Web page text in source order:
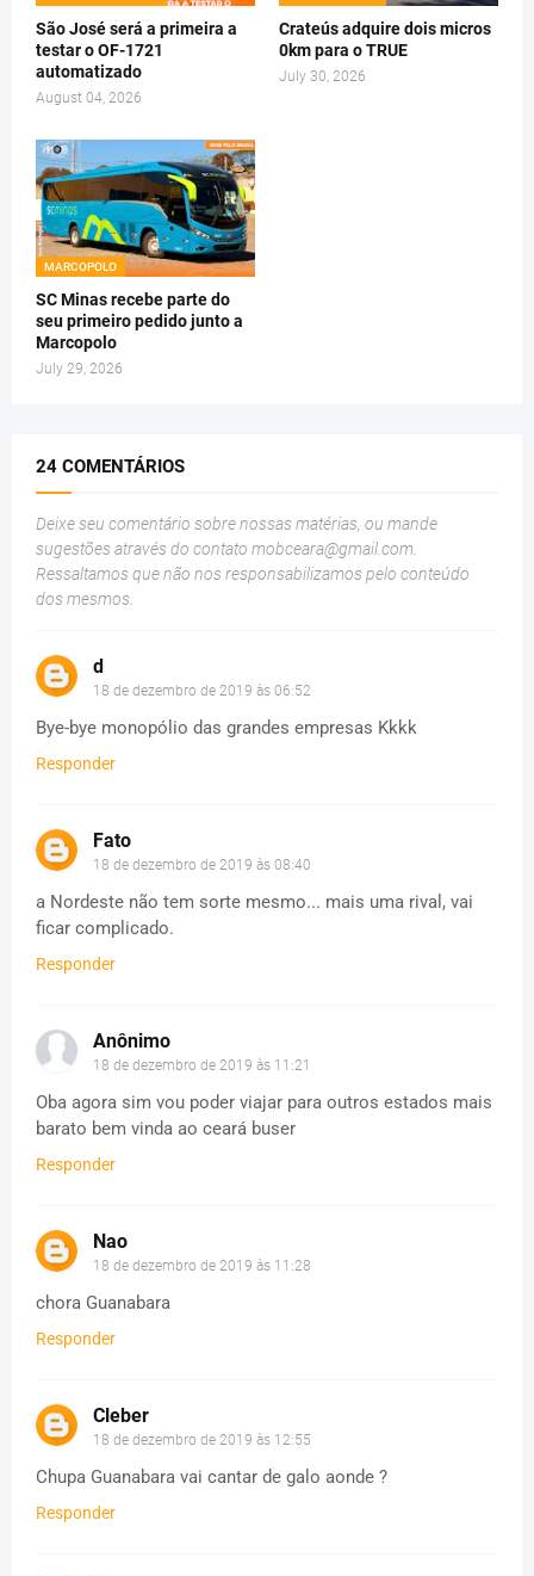
São José será a primeira a
testar o OF-1721
automatizado
August 04, 2026
Crateús adquire dois micros
0km para o TRUE
July 30, 2026
MARCOPOLO
SC Minas recebe parte do
seu primeiro pedido junto a
Marcopolo
July 29, 2026
24 COMENTÁRIOS
Deixe seu comentário sobre nossas matérias, ou mande
sugestões através do contato mobceara@gmail.com
Ressaltamos que não nos responsabilizamos pelo conteúdo
dos mesmos.
d
18 de dezembro de 2019 às 06:52
Bye-bye monopólio das grandes empresas Kkkk
Responder
Fato
18 de dezembro de 2019 às 08:40
a Nordeste não tem sorte mesmo... mais uma rival, vai
ficar complicado.
Responder
Anônimo
18 de dezembro de 2019 às 11:21
Oba agora sim vou poder viajar para outros estados mais
barato bem vinda ao ceará buser
Responder
Nao
18 de dezembro de 2019 às 11:28
chora Guanabara
Responder
Cleber
18 de dezembro de 2019 às 12:55
Chupa Guanabara vai cantar de galo aonde ?
Responder